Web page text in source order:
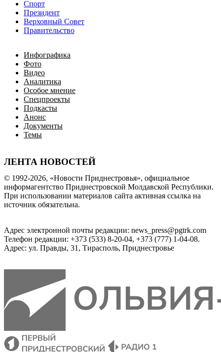
Спорт
Президент
Верховный Совет
Правительство
Инфографика
Фото
Видео
Аналитика
Особое мнение
Спецпроекты
Подкасты
Анонс
Документы
Темы
ЛЕНТА НОВОСТЕЙ
© 1992-2026, «Новости Приднестровья», официальное
информагентство Приднестровской Молдавской Республики.
При использовании материалов сайта активная ссылка на
источник обязательна.
Адрес электронной почты редакции: news_press@pgtrk.com
Телефон редакции: +373 (533) 8-20-04, +373 (777) 1-04-08.
Адрес: ул. Правды, 31, Тирасполь, Приднестровье